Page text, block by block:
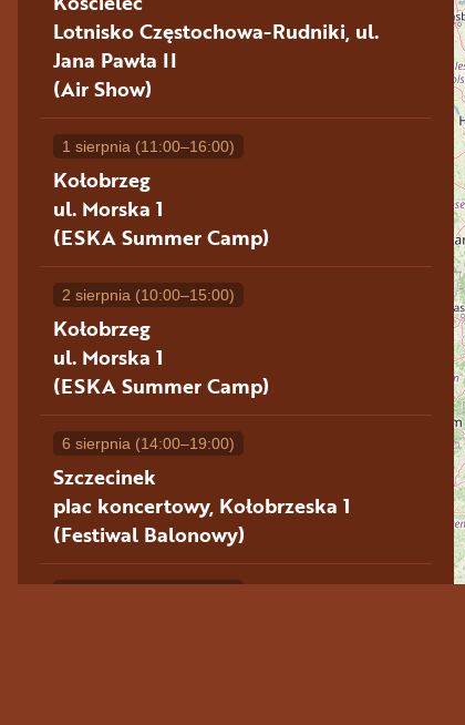
Lotnisko Częstochowa-Rudniki, ul.
Jana Pawła II
(Air Show)
1 sierpnia (11:00–16:00)
Kołobrzeg
ul. Morska 1
(ESKA Summer Camp)
2 sierpnia (10:00–15:00)
Kołobrzeg
ul. Morska 1
(ESKA Summer Camp)
6 sierpnia (14:00–19:00)
Szczecinek
plac koncertowy, Kołobrzeska 1
(Festiwal Balonowy)